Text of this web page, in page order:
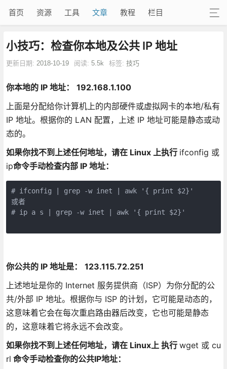
首页 资源 工具 文章 教程 栏目
小技巧：检查你本地及公共 IP 地址
更新日期: 2018-10-19 阅读: 5.5k 标签: 技巧
你本地的 IP 地址：
192.168.1.100
上面是分配给你计算机上的内部硬件或虚拟网卡的本地/私有
IP 地址。根据你的 LAN 配置，上述 IP 地址可能是静态或动
态的。
如果你找不到上述任何地址，请在 Linux 上执行 ifconfig 或
ip命令手动检查内部 IP 地址：
# ifconfig | grep -w inet | awk '{ print $2}'
或者
# ip a s | grep -w inet | awk '{ print $2}'
你公共的 IP 地址是：
123.115.72.251
上述地址是你的 Internet 服务提供商（ISP）为你分配的公
共/外部 IP 地址。根据你与 ISP 的计划，它可能是动态的，
这意味着它会在每次重启路由器后改变，它也可能是静态
的，这意味着它将永远不会改变。
如果你找不到上述任何地址，请在 Linux上 执行 wget 或 cu
rl 命令手动检查你的公共IP地址：